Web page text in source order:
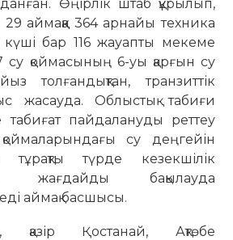
Өңірлік штаб құрылып,
29 аймаққа 364 арнайы техника
бар 116 жауапты мекеме
7 су қоймасының 6-уы қарғын су
толғандықтан, транзиттік
жасауда. Облыстық табиғи
табиғат пайдалануды реттеу
су деңгейін
тұрақты түрде кезекшілік
жағдайды бақылауда
аймақ басшысы.
қазір Қостанай, Ақтөбе